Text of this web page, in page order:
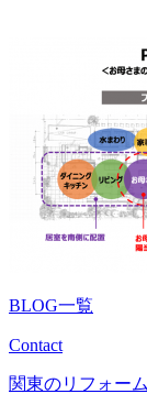
BLOG一覧
Contact
関東のリフォー